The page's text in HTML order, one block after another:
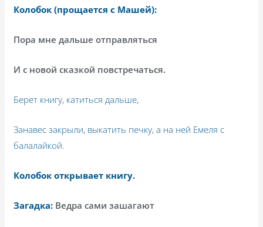
Колобок (прощается с Машей):
Пора мне дальше отправляться
И с новой сказкой повстречаться.
Берет книгу, катиться дальше,
Занавес закрыли, выкатить печку, а на ней Емеля с
балалайкой.
Колобок открывает книгу.
Загадка: Ведра сами зашагают